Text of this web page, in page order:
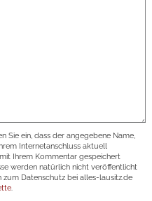
Sie ein, dass der angegebene Name,
Internetanschluss aktuell
Ihrem Kommentar gespeichert
werden natürlich nicht veröffentlicht
Datenschutz bei alles-lausitz.de
.